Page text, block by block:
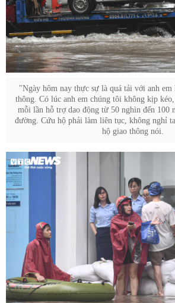
"Ngày hôm nay thực sự là quá tải với anh em
thông. Có lúc anh em chúng tôi không kịp
mỗi lần hỗ trợ dao động từ 50 nghìn đến 100
đường. Cứu hộ phải làm liên tục, không nghỉ
hộ giao thông nói.